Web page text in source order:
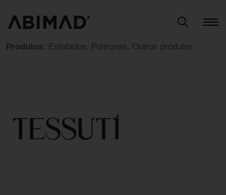
Produtos: Estofados, Poltronas, Outros produtos